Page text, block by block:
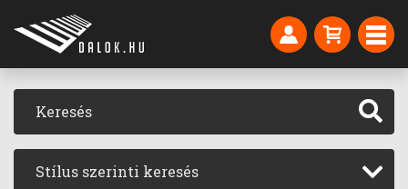
Stílus szerinti keresés